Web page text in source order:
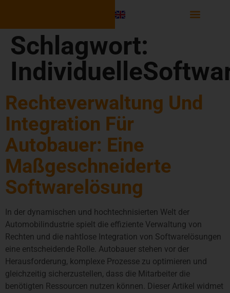
Schlagwort:
Rechteverwaltung Und
Integration Für
Autobauer: Eine
Maßgeschneiderte
Softwarelösung
In der dynamischen und hochtechnisierten Welt der
Automobilindustrie spielt die effiziente Verwaltung von
Rechten und die nahtlose Integration von Softwarelösungen
eine entscheidende Rolle. Autobauer stehen vor der
Herausforderung, komplexe Prozesse zu optimieren und
gleichzeitig sicherzustellen, dass die Mitarbeiter die
benötigten Ressourcen nutzen können. Dieser Artikel widmet